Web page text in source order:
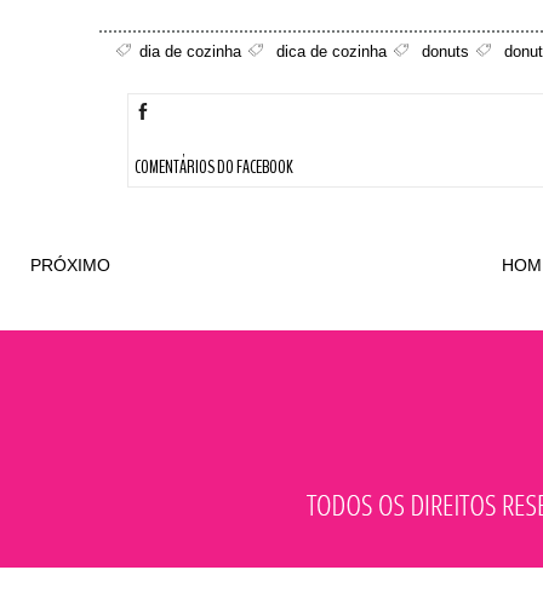
dia de cozinha dica de cozinha donuts
COMENTÁRIOS DO FACEBOOK
PRÓXIMO